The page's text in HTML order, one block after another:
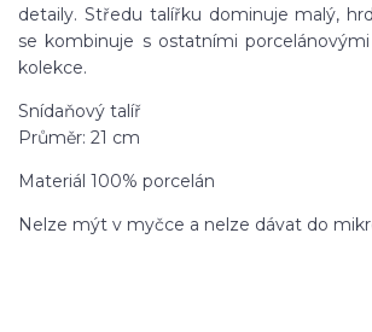
detaily. Středu talířku dominuje malý,
se kombinuje s ostatními
kolekce.
Snídaňový talíř
Průměr: 21 cm
Materiál 100% porcelán
Nelze mýt v myčce a nelze dávat do